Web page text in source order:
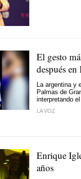
El gesto
después
La argentina y
Palmas de
interpretando
LA VOZ
Enrique
años